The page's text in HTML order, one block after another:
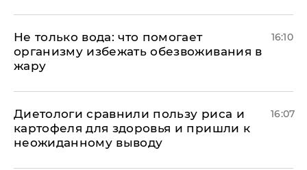
Не только вода: что помогает
организму избежать обезвоживания в
жару
16:10
Диетологи сравнили пользу риса и
картофеля для здоровья и пришли к
неожиданному выводу
16:07